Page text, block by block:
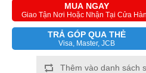
MUA NGAY
Giao Tận Nơi Hoặc Nhận Tại Cửa
TRẢ GÓP QUA THẺ
Visa, Master, JCB
Thêm vào danh sách
IPHONE 11
IPHONE 11 PRO